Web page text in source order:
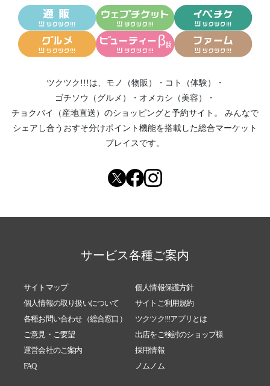
ツクツク!!!は、 モノ（物販） ・ コト（体験）
・
ゴチソウ（グルメ）
・ オメカシ（美容）
・
チョクバイ（産地直送） のショッピングと予約サイト。
みんなで
シェアし合う おすそ分けポイント機能を搭載した総合マーケット
プレイスです。
サービス各種ご案内
サイトマップ
個人情報保護方針
個人情報の取り扱いについて
サイトご利用規約
各種お問い合わせ（総合窓口）
ツクツク!!!アプリとは
ご意見・ご要望
出店をご検討のショップ様
運営会社のご案内
採用情報
FAQ
ノムノム